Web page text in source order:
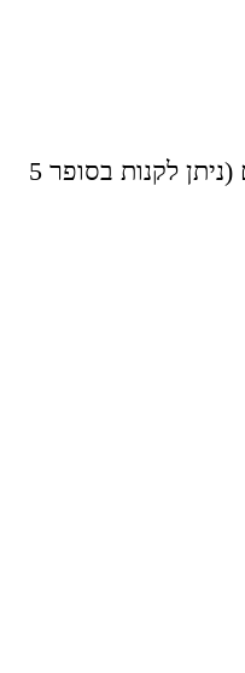
5 יח' דגי בקלה בינוניים שלמים מופשרים (ניתן לקנות בסופר